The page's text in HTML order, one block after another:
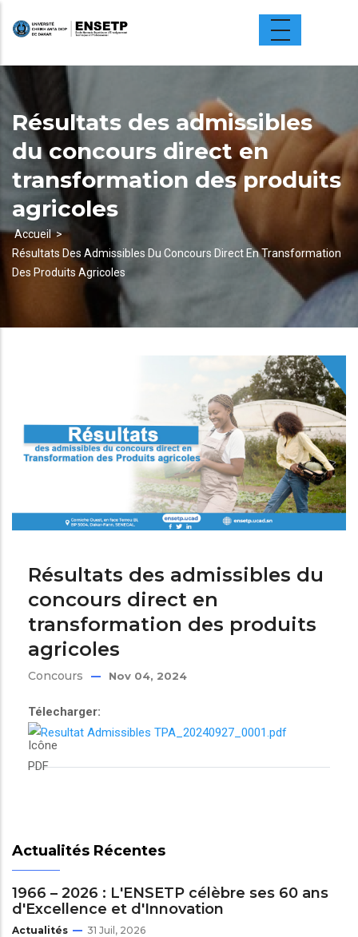
principal
Résultats des admissibles
du concours direct en
transformation des produits
agricoles
Fil
d'Ariane
Accueil
Résultats Des Admissibles Du Concours Direct En Transformation
Des Produits Agricoles
Résultats des admissibles du
concours direct en
transformation des produits
agricoles
Concours Nov 04, 2024
Télecharger:
Resultat Admissibles TPA_20240927_0001.pdf
Actualités Récentes
1966 – 2026 : L'ENSETP célèbre ses 60 ans
d'Excellence et d'Innovation
Actualités 31 Juil, 2026